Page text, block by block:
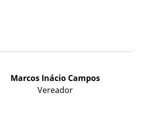
Marcos Inácio Campos
Vereador